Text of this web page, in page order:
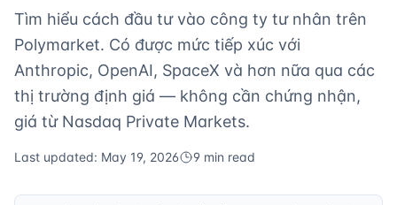
Tìm hiểu cách đầu tư vào công ty tư nhân trên
Polymarket. Có được mức tiếp xúc với
Anthropic, OpenAI, SpaceX và hơn nữa qua các
thị trường định giá — không cần chứng nhận,
giá từ Nasdaq Private Markets.
Last updated: May 19, 2026 9 min read